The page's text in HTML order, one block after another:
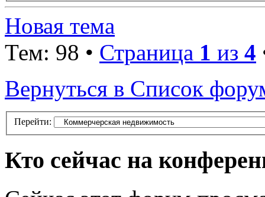
Новая тема
Тем: 98 • Страница 1 из 4
Вернуться в Список
Перейти:
Кто сейчас на